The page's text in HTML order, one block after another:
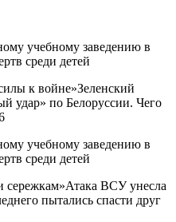
к войне»Зеленский
удар» по Белоруссии. Чего
сережкам»Атака ВСУ унесла
пытались спасти друг